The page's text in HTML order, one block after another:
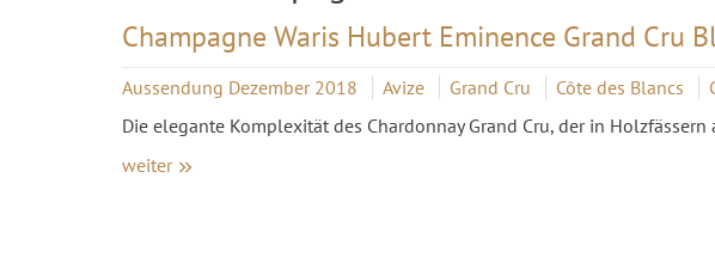
Champagne Waris Hubert Eminence Grand Cru
Aussendung Dezember 2018 Avize Grand Cru Côte des Blancs
Die elegante Komplexität des Chardonnay Grand Cru, der in
weiter